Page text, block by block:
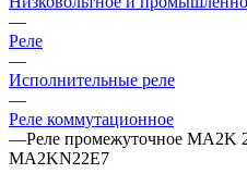
—
Реле
—
Исполнительные реле
—
Реле коммутационное
—Реле промежуточное
MA2KN22E7